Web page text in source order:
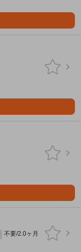
不要/2.0ヶ月